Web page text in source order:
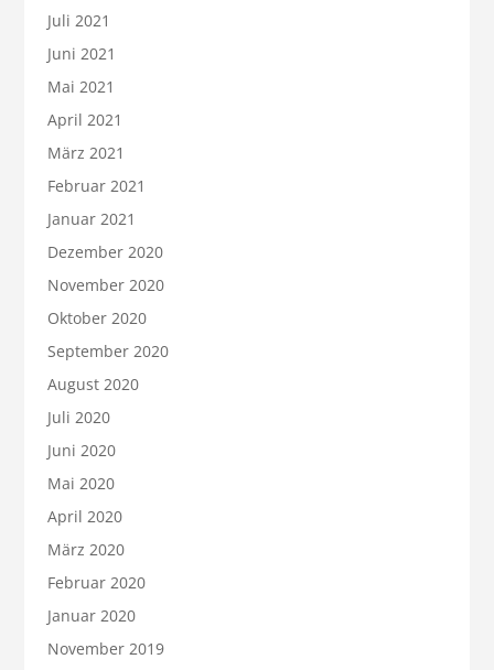
Juli 2021
Juni 2021
Mai 2021
April 2021
März 2021
Februar 2021
Januar 2021
Dezember 2020
November 2020
Oktober 2020
September 2020
August 2020
Juli 2020
Juni 2020
Mai 2020
April 2020
März 2020
Februar 2020
Januar 2020
November 2019